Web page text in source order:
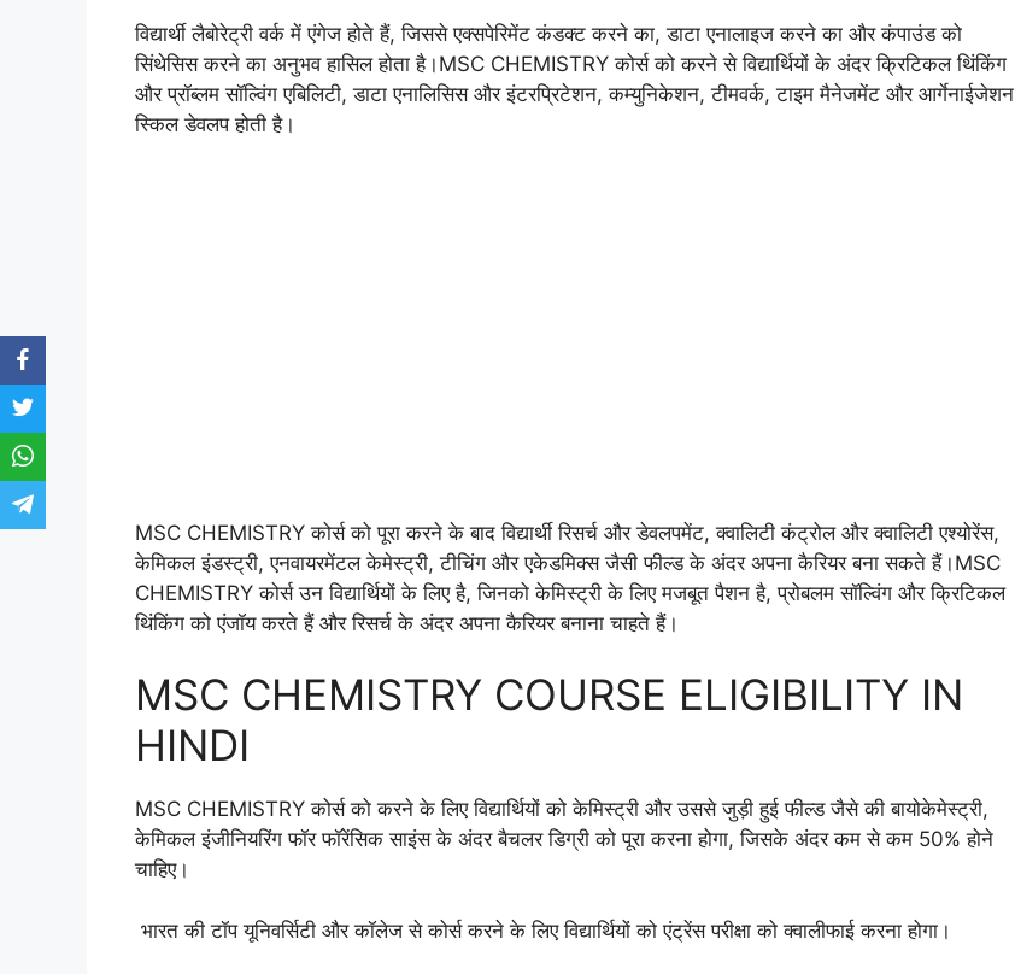
विद्यार्थी लैबोरेट्री वर्क में एंगेज होते हैं, जिससे एक्सपेरिमेंट कंडक्ट करने का, डाटा एनालाइज करने का और कंपाउंड को
सिंथेसिस करने का अनुभव हासिल होता है।MSC CHEMISTRY कोर्स को करने से विद्यार्थियों के अंदर क्रिटिकल थिंकिंग
और प्रॉब्लम सॉल्विंग एबिलिटी, डाटा एनालिसिस और इंटरप्रिटेशन, कम्युनिकेशन, टीमवर्क, टाइम मैनेजमेंट और आर्गेनाईजेशन
स्किल डेवलप होती है।
MSC CHEMISTRY कोर्स को पूरा करने के बाद विद्यार्थी रिसर्च और डेवलपमेंट, क्वालिटी कंट्रोल और क्वालिटी एश्योरेंस,
केमिकल इंडस्ट्री, एनवायरमेंटल केमेस्ट्री, टीचिंग और एकेडमिक्स जैसी फील्ड के अंदर अपना कैरियर बना सकते हैं।MSC
CHEMISTRY कोर्स उन विद्यार्थियों के लिए है, जिनको केमिस्ट्री के लिए मजबूत पैशन है, प्रोबलम सॉल्विंग और क्रिटिकल
थिंकिंग को एंजॉय करते हैं और रिसर्च के अंदर अपना कैरियर बनाना चाहते हैं।
MSC CHEMISTRY COURSE ELIGIBILITY IN
HINDI
MSC CHEMISTRY कोर्स को करने के लिए विद्यार्थियों को केमिस्ट्री और उससे जुड़ी हुई फील्ड जैसे की बायोकेमेस्ट्री,
केमिकल इंजीनियरिंग फॉर फॉरेंसिक साइंस के अंदर बैचलर डिग्री को पूरा करना होगा, जिसके अंदर कम से कम 50% होने
चाहिए।
भारत की टॉप यूनिवर्सिटी और कॉलेज से कोर्स करने के लिए विद्यार्थियों को एंट्रेंस परीक्षा को क्वालीफाई करना होगा।